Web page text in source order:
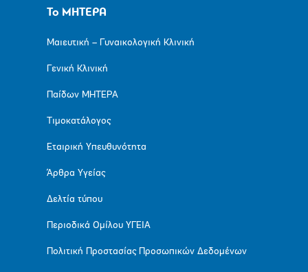
Το ΜΗΤΕΡΑ
Μαιευτική – Γυναικολογική Κλινική
Γενική Κλινική
Παίδων ΜΗΤΕΡΑ
Τιμοκατάλογος
Εταιρική Υπευθυνότητα
Άρθρα Υγείας
Δελτία τύπου
Περιοδικά Ομίλου ΥΓΕΙΑ
Πολιτική Προστασίας Προσωπικών Δεδομένων